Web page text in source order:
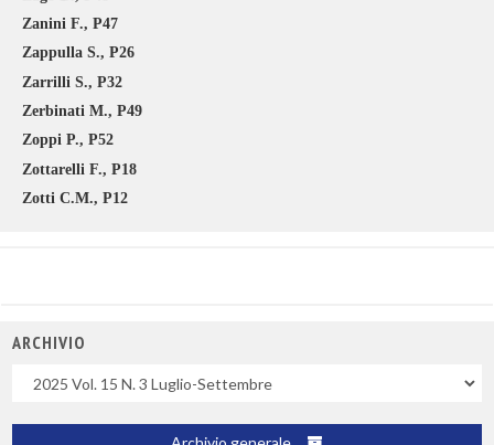
Zanini F., P47
Zappulla S., P26
Zarrilli S., P32
Zerbinati M., P49
Zoppi P., P52
Zottarelli F., P18
Zotti C.M., P12
ARCHIVIO